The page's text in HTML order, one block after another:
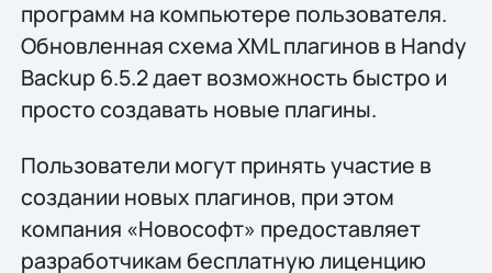
программ на компьютере пользователя.
Обновленная схема XML плагинов в Handy
Backup 6.5.2 дает возможность быстро и
просто создавать новые плагины.
Пользователи могут принять участие в
создании новых плагинов, при этом
компания «Новософт» предоставляет
разработчикам бесплатную лиценцию